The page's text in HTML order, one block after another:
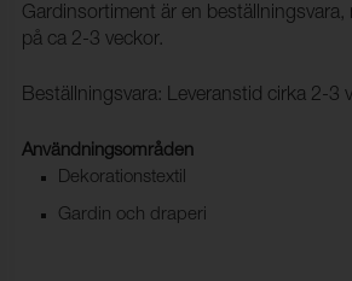
Gardinsortiment är en beställningsvara,
på ca 2-3 veckor.
Beställningsvara: Leveranstid cirka 2-3
Användningsområden
Dekorationstextil
Gardin och draperi